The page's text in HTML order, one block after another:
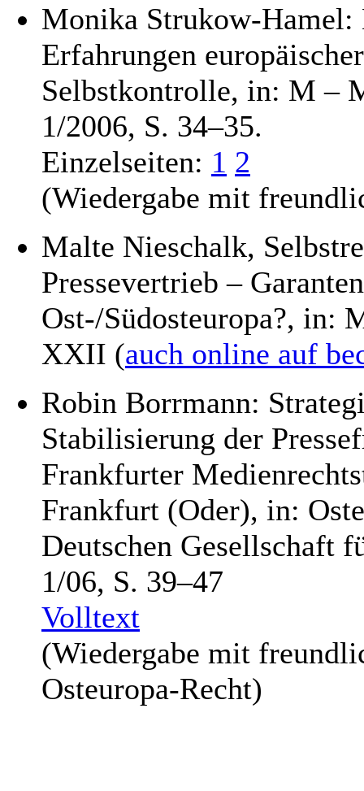
Monika Strukow-
Erfahrungen
Selbstkontrolle, in: M –
1/2006, S. 34–35.
Einzelseiten: 1 2
(Wiedergabe mit
Malte Nieschalk,
Pressevertrieb –
Ost-/Südosteuropa?, in:
XXII (auch online auf
Robin Borrmann:
Stabilisierung der
Frankfurter
Frankfurt (Oder), in:
Deutschen Gesellschaft
1/06, S. 39–47
Volltext
(Wiedergabe mit
Osteuropa-Recht)